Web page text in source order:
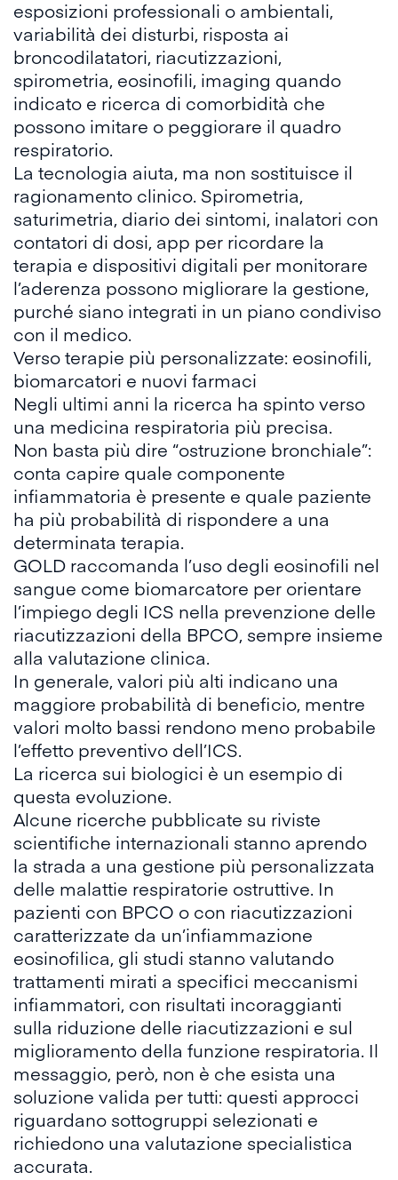
esposizioni professionali o ambientali,
variabilità dei disturbi, risposta ai
broncodilatatori, riacutizzazioni,
spirometria, eosinofili, imaging quando
indicato e ricerca di comorbidità che
possono imitare o peggiorare il quadro
respiratorio.
La tecnologia aiuta, ma non sostituisce il
ragionamento clinico. Spirometria,
saturimetria, diario dei sintomi, inalatori con
contatori di dosi, app per ricordare la
terapia e dispositivi digitali per monitorare
l’aderenza possono migliorare la gestione,
purché siano integrati in un piano condiviso
con il medico.
Verso terapie più personalizzate: eosinofili,
biomarcatori e nuovi farmaci
Negli ultimi anni la ricerca ha spinto verso
una medicina respiratoria più precisa.
Non basta più dire “ostruzione bronchiale”:
conta capire quale componente
infiammatoria è presente e quale paziente
ha più probabilità di rispondere a una
determinata terapia.
GOLD raccomanda l’uso degli eosinofili nel
sangue come biomarcatore per orientare
l’impiego degli ICS nella prevenzione delle
riacutizzazioni della BPCO, sempre insieme
alla valutazione clinica.
In generale, valori più alti indicano una
maggiore probabilità di beneficio, mentre
valori molto bassi rendono meno probabile
l’effetto preventivo dell’ICS.
La ricerca sui biologici è un esempio di
questa evoluzione.
Alcune ricerche pubblicate su riviste
scientifiche internazionali stanno aprendo
la strada a una gestione più personalizzata
delle malattie respiratorie ostruttive. In
pazienti con BPCO o con riacutizzazioni
caratterizzate da un’infiammazione
eosinofilica, gli studi stanno valutando
trattamenti mirati a specifici meccanismi
infiammatori, con risultati incoraggianti
sulla riduzione delle riacutizzazioni e sul
miglioramento della funzione respiratoria. Il
messaggio, però, non è che esista una
soluzione valida per tutti: questi approcci
riguardano sottogruppi selezionati e
richiedono una valutazione specialistica
accurata.